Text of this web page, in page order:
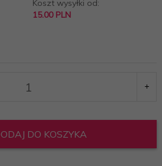
Koszt wysyłki od:
15.00 PLN
DO KOSZYKA